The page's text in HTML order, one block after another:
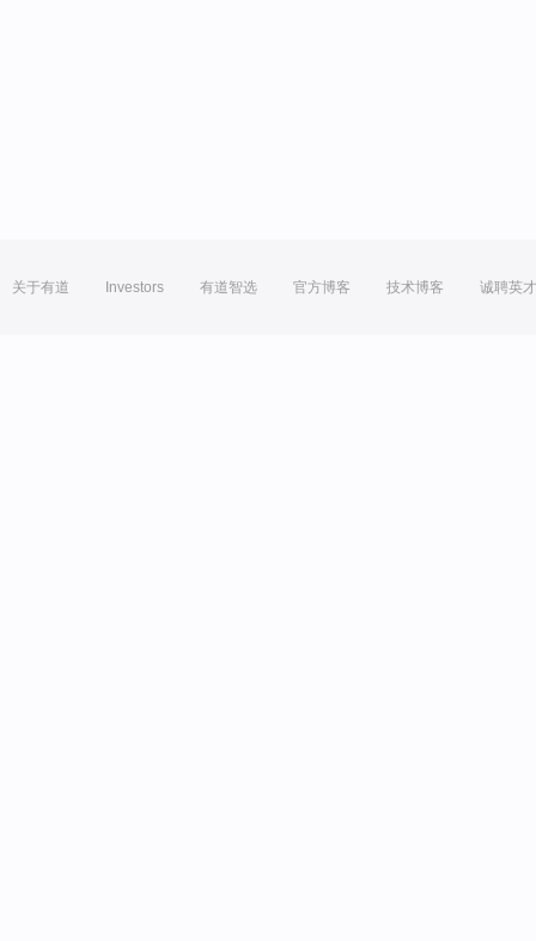
关于有道 Investors 有道智选 官方博客 技术博客 诚聘英才